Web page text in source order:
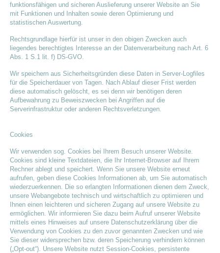
funktionsfähigen und sicheren Auslieferung unserer Website an Sie
mit Funktionen und Inhalten sowie deren Optimierung und
statistischen Auswertung.
Rechtsgrundlage hierfür ist unser in den obigen Zwecken auch
liegendes berechtigtes Interesse an der Datenverarbeitung nach Art. 6
Abs. 1 S.1 lit. f) DS-GVO.
Wir speichern aus Sicherheitsgründen diese Daten in Server-Logfiles
für die Speicherdauer von Tagen. Nach Ablauf dieser Frist werden
diese automatisch gelöscht, es sei denn wir benötigen deren
Aufbewahrung zu Beweiszwecken bei Angriffen auf die
Serverinfrastruktur oder anderen Rechtsverletzungen.
Cookies
Wir verwenden sog. Cookies bei Ihrem Besuch unserer Website.
Cookies sind kleine Textdateien, die Ihr Internet-Browser auf Ihrem
Rechner ablegt und speichert. Wenn Sie unsere Website erneut
aufrufen, geben diese Cookies Informationen ab, um Sie automatisch
wiederzuerkennen. Die so erlangten Informationen dienen dem Zweck,
unsere Webangebote technisch und wirtschaftlich zu optimieren und
Ihnen einen leichteren und sicheren Zugang auf unsere Website zu
ermöglichen. Wir informieren Sie dazu beim Aufruf unserer Website
mittels eines Hinweises auf unsere Datenschutzerklärung über die
Verwendung von Cookies zu den zuvor genannten Zwecken und wie
Sie dieser widersprechen bzw. deren Speicherung verhindern können
(„Opt-out“). Unsere Website nutzt Session-Cookies, persistente